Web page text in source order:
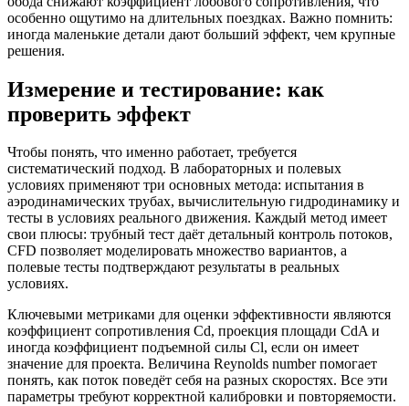
особенно ощутимо на длительных поездках. Важно помнить:
иногда маленькие детали дают больший эффект, чем крупные
решения.
Измерение и тестирование: как
проверить эффект
Чтобы понять, что именно работает, требуется
систематический подход. В лабораторных и полевых
условиях применяют три основных метода: испытания в
аэродинамических трубах, вычислительную гидродинамику и
тесты в условиях реального движения. Каждый метод имеет
свои плюсы: трубный тест даёт детальный контроль потоков,
CFD позволяет моделировать множество вариантов, а
полевые тесты подтверждают результаты в реальных
условиях.
Ключевыми метриками для оценки эффективности являются
коэффициент сопротивления Cd, проекция площади CdA и
иногда коэффициент подъемной силы Cl, если он имеет
значение для проекта. Величина Reynolds number помогает
понять, как поток поведёт себя на разных скоростях. Все эти
параметры требуют корректной калибровки и повторяемости.